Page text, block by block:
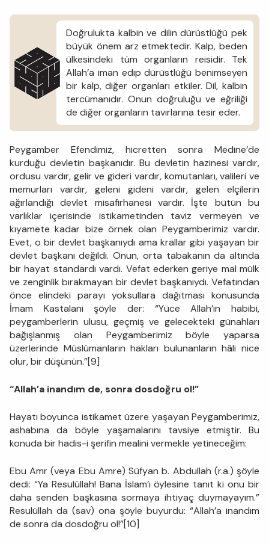
Doğrulukta kalbin ve dilin dürüstlüğü pek
büyük önem arz etmektedir. Kalp, beden
ülkesindeki tüm organların reisidir. Tek
Allah’a iman edip dürüstlüğü benimseyen
bir kalp, diğer organları etkiler. Dil, kalbin
tercümanıdır. Onun doğruluğu ve eğriliği
de diğer organların tavırlarına tesir eder.
Peygamber Efendimiz, hicretten sonra Medine’de
kurduğu devletin başkanıdır. Bu devletin hazinesi vardır,
ordusu vardır, gelir ve gideri vardır, komutanları, valileri ve
memurları vardır, geleni gideni vardır, gelen elçilerin
ağırlandığı devlet misafirhanesi vardır. İşte bütün bu
varlıklar içerisinde istikametinden taviz vermeyen ve
kıyamete kadar bize örnek olan Peygamberimiz vardır.
Evet, o bir devlet başkanıydı ama krallar gibi yaşayan bir
devlet başkanı değildi. Onun, orta tabakanın da altında
bir hayat standardı vardı. Vefat ederken geriye mal mülk
ve zenginlik bırakmayan bir devlet başkanıydı. Vefatından
önce elindeki parayı yoksullara dağıtması konusunda
İmam Kastalani şöyle der: “Yüce Allah’ın habibi,
peygamberlerin ulusu, geçmiş ve gelecekteki günahları
bağışlanmış olan Peygamberimiz böyle yaparsa
üzerlerinde Müslümanların hakları bulunanların hâli nice
olur, bir düşünün.”[9]
“Allah’a inandım de, sonra dosdoğru ol!”
Hayatı boyunca istikamet üzere yaşayan Peygamberimiz,
ashabına da böyle yaşamalarını tavsiye etmiştir. Bu
konuda bir hadis-i şerifin mealini vermekle yetineceğim:
Ebu Amr (veya Ebu Amre) Süfyan b. Abdullah (r.a.) şöyle
dedi: “Ya Resulüllah! Bana İslam’ı öylesine tanıt ki onu bir
daha senden başkasına sormaya ihtiyaç duymayayım.”
Resulüllah da (sav) ona şöyle buyurdu: “Allah’a inandım
de sonra da dosdoğru ol!”[10]